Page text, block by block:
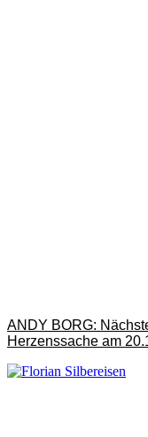
ANDY BORG:
Herzenssache am